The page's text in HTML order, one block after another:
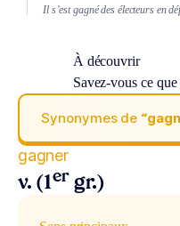
Il s’est gagné des électeurs en
À découvrir
Savez-vous ce
Synonymes de
gagner
v. (1er gr.)